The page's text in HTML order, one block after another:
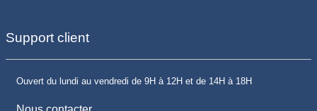
Support client
Ouvert du lundi au vendredi de 9H à 12H et de 14H à 18H